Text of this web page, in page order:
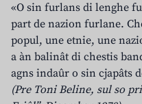
«O sin furlans di lenghe
part de nazion furlane.
popul, une etnie, une
a àn balinât di chestis
agns indaûr o sin cjapâts
(Pre Toni Beline, sul so